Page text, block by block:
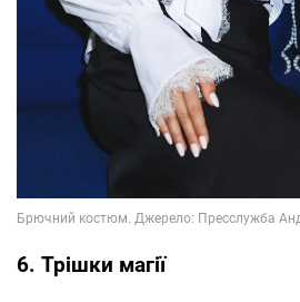
6. Трішки магії